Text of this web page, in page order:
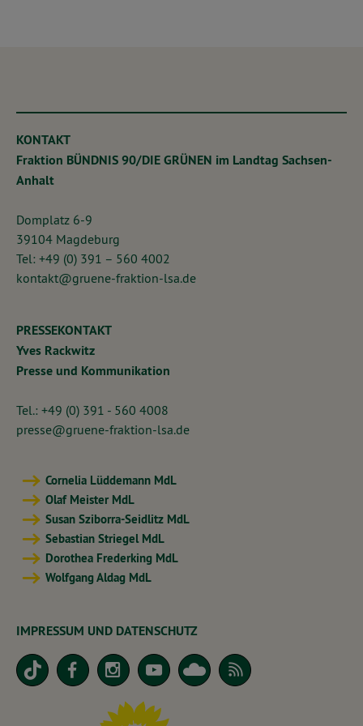
KONTAKT
Fraktion BÜNDNIS 90/DIE GRÜNEN im Landtag Sachsen-
Anhalt
Domplatz 6-9
39104 Magdeburg
Tel: +49 (0) 391 – 560 4002
kontakt@gruene-fraktion-lsa.de
PRESSEKONTAKT
Yves Rackwitz
Presse und Kommunikation
Tel.: +49 (0) 391 - 560 4008
presse@gruene-fraktion-lsa.de
Cornelia Lüddemann MdL
Olaf Meister MdL
Susan Sziborra-Seidlitz MdL
Sebastian Striegel MdL
Dorothea Frederking MdL
Wolfgang Aldag MdL
IMPRESSUM UND DATENSCHUTZ